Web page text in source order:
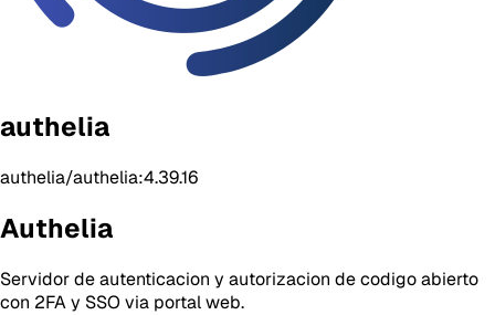
authelia
authelia/authelia:4.39.16
Authelia
Servidor de autenticacion y autorizacion de codigo abierto
con 2FA y SSO via portal web.